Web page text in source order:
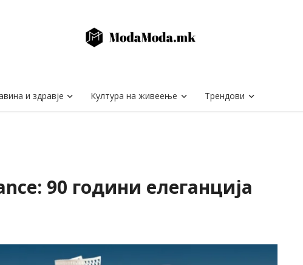
и здравје Култура на живеење Трендови
90 години елеганција